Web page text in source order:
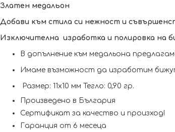
Златен медальон
Добави към стила си нежност и
Изключителна изработка и полировка на
В допълнение към медальона
Имаме възможност да изработим
Размер: 11x10 мм Тегло: 0,90 гр.
Произведено в България
Сертификат за качество и произход!
Гаранция от 6 месеца